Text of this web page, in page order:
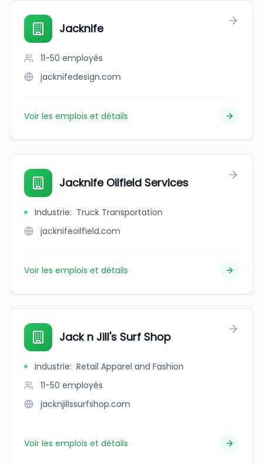
Jacknife
11-50 employés
jacknifedesign.com
Voir les emplois et détails
Jacknife Oilfield Services
Industrie: Truck Transportation
jacknifeoilfield.com
Voir les emplois et détails
Jack n Jill's Surf Shop
Industrie: Retail Apparel and Fashion
11-50 employés
jacknjillssurfshop.com
Voir les emplois et détails